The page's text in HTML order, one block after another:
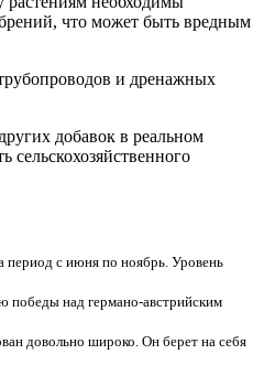
что может быть вредным
и дренажных
добавок в реальном
период с июня по ноябрь. Уровень
победы над германо-австрийским
довольно широко. Он берет на себя